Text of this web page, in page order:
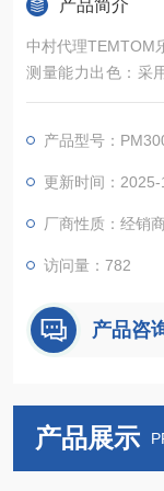
产品简介
中村代理TEMTOM
测量能力出色：采
等多种颗粒物的浓
S，可快速、精确
体积小易集成：有
产品型号：
更新时间：2025-
厂商性质：经销商
访问量：782
产品咨
产品展示